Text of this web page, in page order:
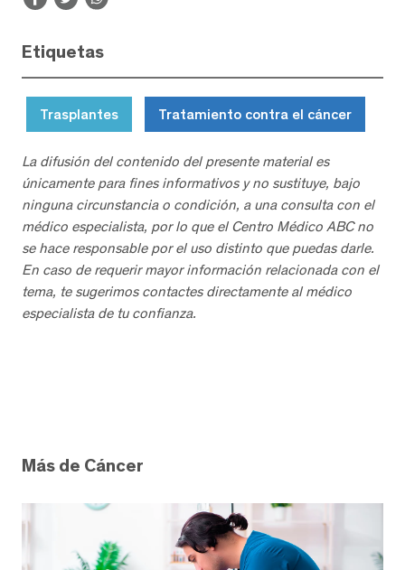
Etiquetas
Trasplantes Tratamiento contra el cáncer
La difusión del contenido del presente material es
únicamente para fines informativos y no sustituye, bajo
ninguna circunstancia o condición, a una consulta con el
médico especialista, por lo que el Centro Médico ABC no
se hace responsable por el uso distinto que puedas darle.
En caso de requerir mayor información relacionada con el
tema, te sugerimos contactes directamente al médico
especialista de tu confianza.
Más de Cáncer